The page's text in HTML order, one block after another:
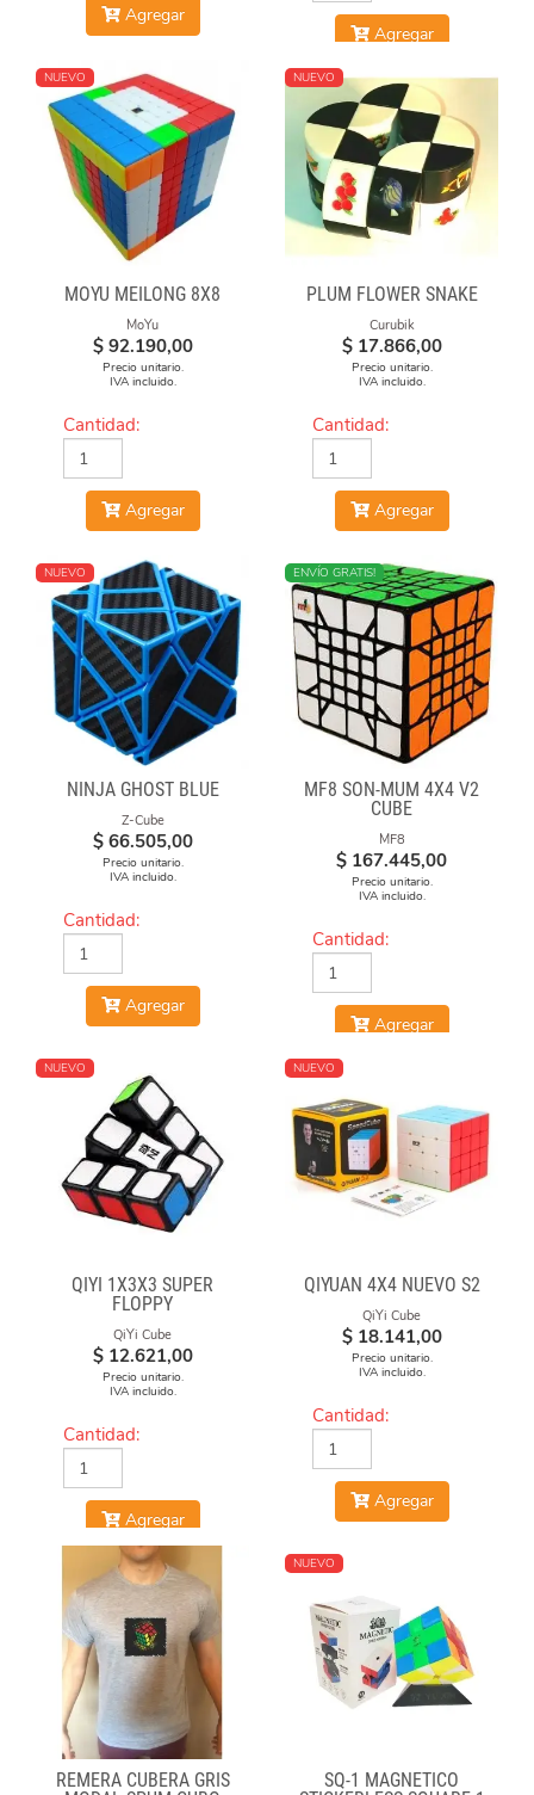
Agregar
Agregar
NUEVO
MOYU MEILONG 8X8
MoYu
$ 92.190,00
Precio unitario.
IVA incluido.
Cantidad:
Agregar
NUEVO
PLUM FLOWER SNAKE
Curubik
$ 17.866,00
Precio unitario.
IVA incluido.
Cantidad:
Agregar
NUEVO
NINJA GHOST BLUE
Z-Cube
$ 66.505,00
Precio unitario.
IVA incluido.
Cantidad:
Agregar
ENVÍO GRATIS!
MF8 SON-MUM 4X4 V2
CUBE
MF8
$ 167.445,00
Precio unitario.
IVA incluido.
Cantidad:
Agregar
NUEVO
QIYI 1X3X3 SUPER
FLOPPY
QiYi Cube
$ 12.621,00
Precio unitario.
IVA incluido.
Cantidad:
Agregar
NUEVO
QIYUAN 4X4 NUEVO S2
QiYi Cube
$ 18.141,00
Precio unitario.
IVA incluido.
Cantidad:
Agregar
REMERA CUBERA GRIS
NUEVO
SQ-1 MAGNÉTICO